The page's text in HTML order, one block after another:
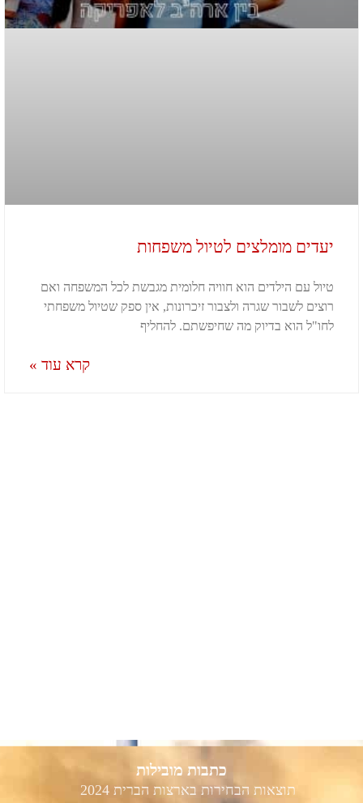
יעדים מומלצים לטיול משפחות
טיול עם הילדים הוא חוויה חלומית מגבשת לכל המשפחה ואם
רוצים לשבור שגרה ולצבור זיכרונות, אין ספק שטיול משפחתי
לחו"ל הוא בדיוק מה שחיפשתם. להחליף
קרא עוד »
כתבות מובילות
תוצאות הבחירות בארצות הברית 2024